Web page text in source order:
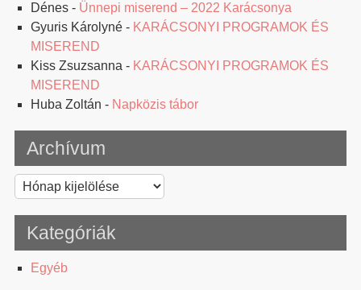
Dénes- Ünnepi miserend – 2022 Karácsonya
Gyuris Károlyné- KARÁCSONYI PROGRAMOK ÉS
MISEREND
Kiss Zsuzsanna - KARÁCSONYI PROGRAMOK ÉS
MISEREND
Huba Zoltán - Napközis tábor
Archívum
Archívum
Kategóriák
Egyéb